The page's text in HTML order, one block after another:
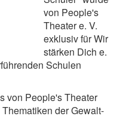
von People's
Theater e. V.
exklusiv für Wir
stärken Dich e.
Schulen
von People's Theater
der Gewalt-